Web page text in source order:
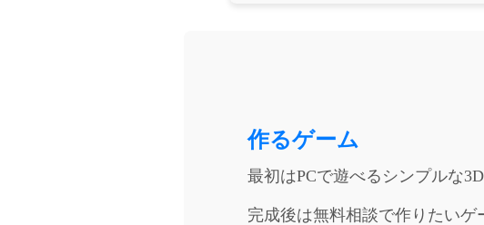
作るゲーム
最初はPCで遊べるシンプルな
完成後は無料相談で作りたいゲ